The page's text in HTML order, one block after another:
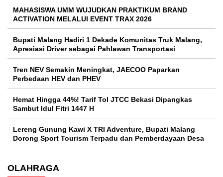
MAHASISWA UMM WUJUDKAN PRAKTIKUM BRAND
ACTIVATION MELALUI EVENT TRAX 2026
Bupati Malang Hadiri 1 Dekade Komunitas Truk Malang,
Apresiasi Driver sebagai Pahlawan Transportasi
Tren NEV Semakin Meningkat, JAECOO Paparkan
Perbedaan HEV dan PHEV
Hemat Hingga 44%! Tarif Tol JTCC Bekasi Dipangkas
Sambut Idul Fitri 1447 H
Lereng Gunung Kawi X TRI Adventure, Bupati Malang
Dorong Sport Tourism Terpadu dan Pemberdayaan Desa
OLAHRAGA